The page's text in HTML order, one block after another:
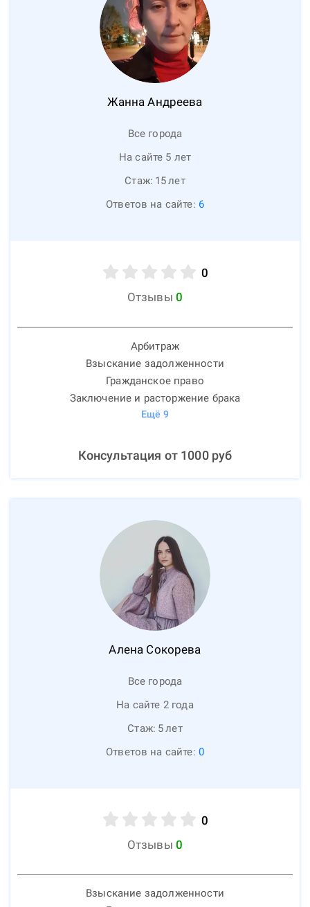
Жанна Андреева
Все города
На сайте 5 лет
Стаж: 15лет
Ответов на сайте: 6
0
Отзывы 0
Арбитраж
Взыскание задолженности
Гражданское право
Заключение и расторжение брака
Ещё 9
Консультация от 1000руб
Алена Сокорева
Все города
На сайте 2 года
Стаж: 5лет
Ответов на сайте: 0
0
Отзывы 0
Взыскание задолженности